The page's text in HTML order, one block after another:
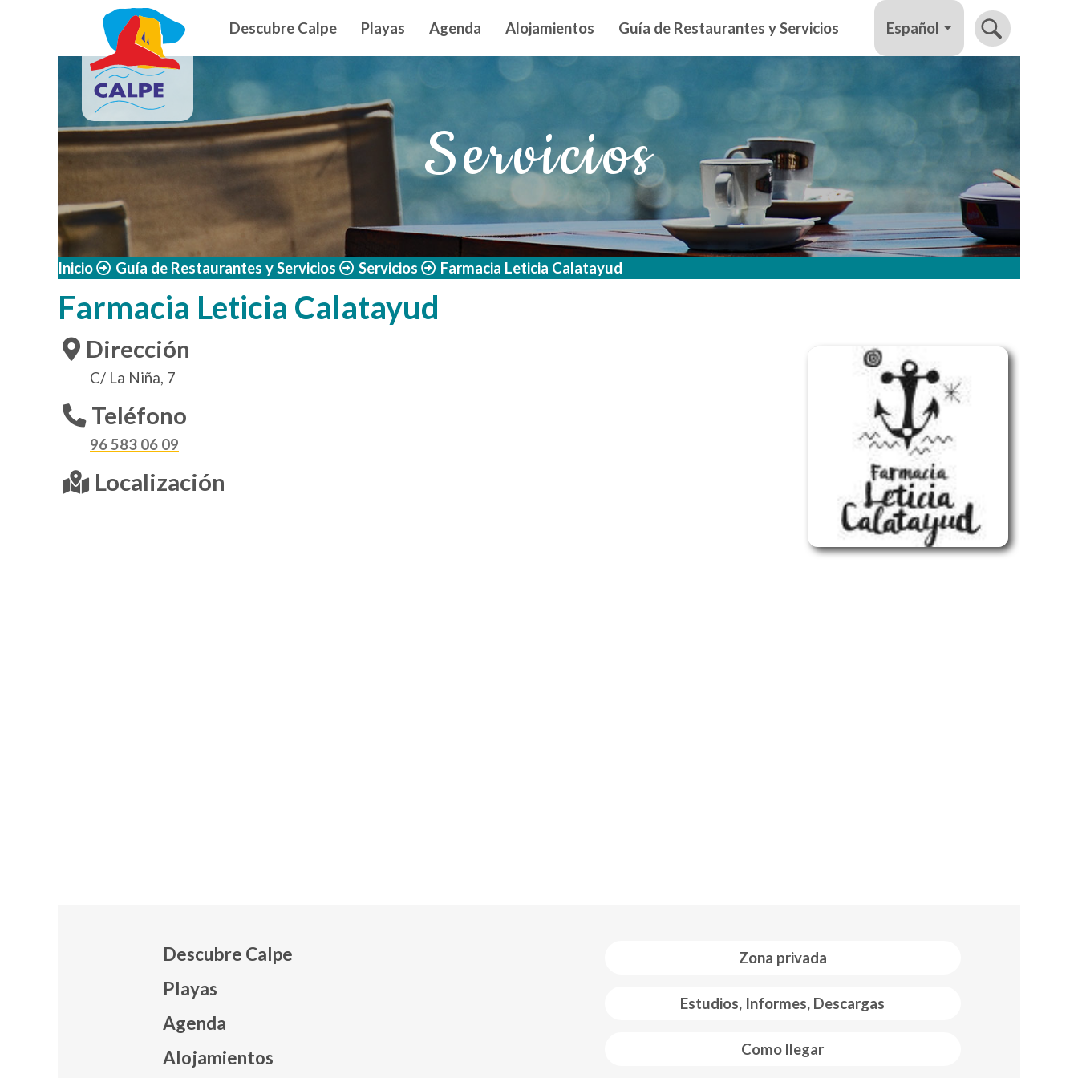
Pasar al contenido principal Navegación principal
Descubre Calpe Playas Agenda Alojamientos Guía de Restaurantes y Servicios Español
Servicios
Inicio Guía de Restaurantes y Servicios Servicios Farmacia Leticia Calatayud
Farmacia Leticia Calatayud
Dirección
C/ La Niña, 7
Teléfono
96 583 06 09
Localización
Zona privada
Estudios, Informes, Descargas
Como llegar
Descubre Calpe
Playas
Agenda
Alojamientos